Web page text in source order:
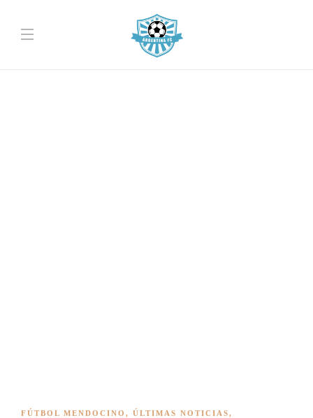
FÚTBOL MENDOCINO , ÚLTIMAS NOTICIAS,